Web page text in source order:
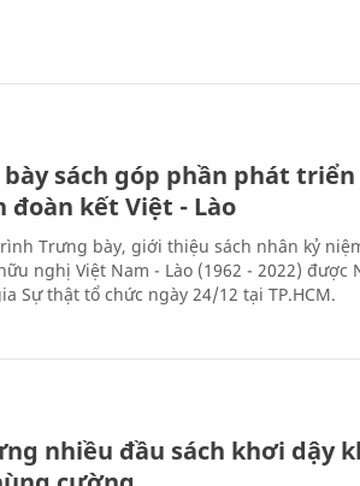
sách góp phần phát triển
đoàn kết Việt - Lào
Trưng bày, giới thiệu sách nhân kỷ
nghị Việt Nam - Lào (1962 - 2022) được
Sự thật tổ chức ngày 24/12 tại TP.HCM.
nhiều đầu sách khơi dậy